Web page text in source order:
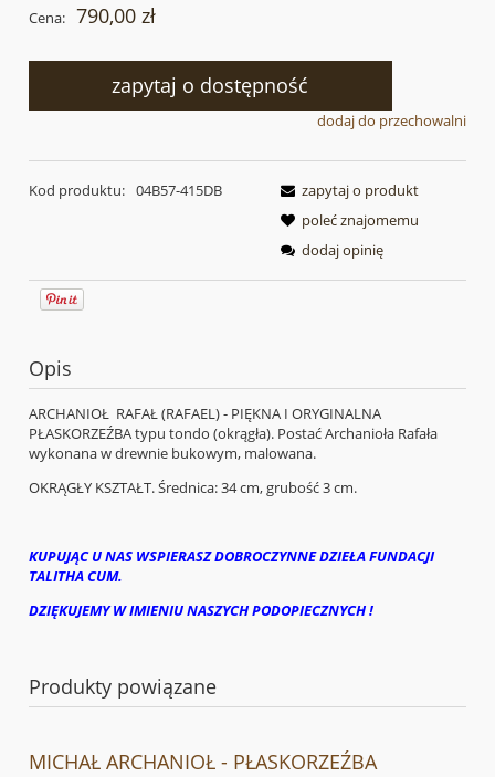
Cena: 790,00 zł
zapytaj o dostępność
dodaj do przechowalni
Kod produktu: 04B57-415DB
zapytaj o produkt
poleć znajomemu
dodaj opinię
Opis
ARCHANIOŁ RAFAŁ (RAFAEL) - PIĘKNA I ORYGINALNA
PŁASKORZEŹBA typu tondo (okrągła). Postać Archanioła Rafała
wykonana w drewnie bukowym, malowana.
OKRĄGŁY KSZTAŁT. Średnica: 34 cm, grubość 3 cm.
KUPUJĄC U NAS WSPIERASZ DOBROCZYNNE DZIEŁA FUNDACJI
TALITHA CUM.
DZIĘKUJEMY W IMIENIU NASZYCH PODOPIECZNYCH !
Produkty powiązane
MICHAŁ ARCHANIOŁ - PŁASKORZEŹBA